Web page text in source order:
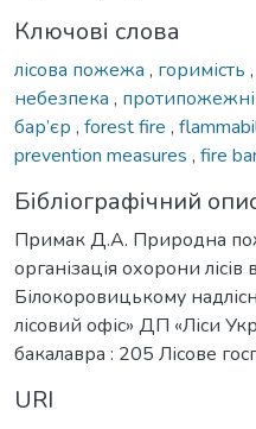
Ключові слова
лісова пожежа , горимість ,
небезпека ,
бар’єр , forest fire ,
prevention measures , fire
Бібліографічний
Примак Д.А. Природна
організація охорони
Білокоровицькому
лісовий офіс» ДП «Ліси
бакалавра : 205 Лісове
URI